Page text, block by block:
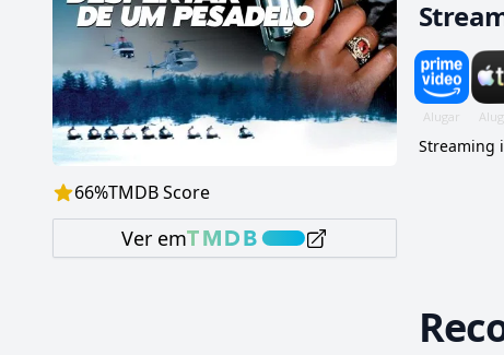
66%TMDB Score
Ver em
seus ex-
Streaming